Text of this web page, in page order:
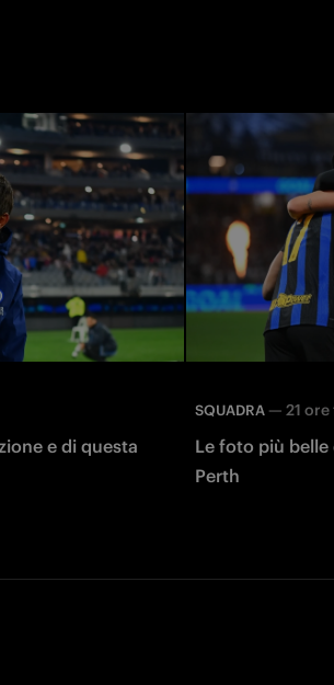
e di questa
SQUADRA — 21 ore
Le foto più
Perth